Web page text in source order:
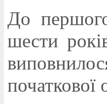
До
шести
початкової